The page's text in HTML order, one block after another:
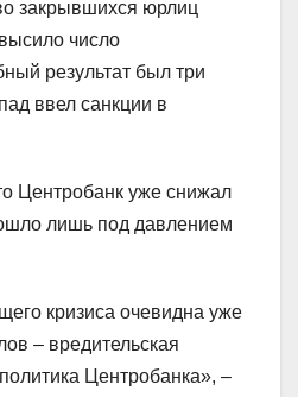
закрывшихся юрлиц
число
результат был три
ввел санкции в
Центробанк уже снижал
лишь под давлением
кризиса очевидна уже
– вредительская
Центробанка», –